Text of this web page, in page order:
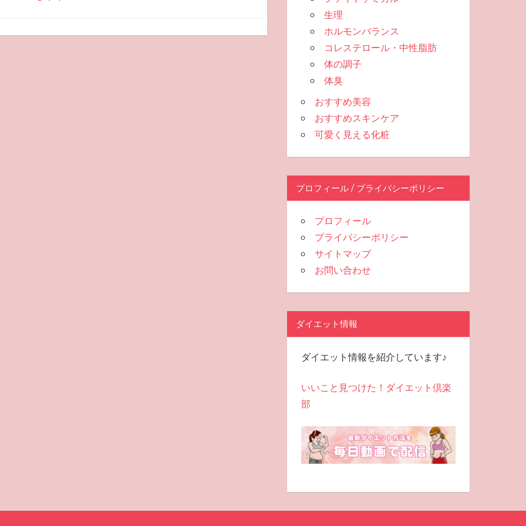
生理
ホルモンバランス
コレステロール・中性脂肪
体の調子
体臭
おすすめ美容
おすすめスキンケア
可愛く見える化粧
プロフィール / プライバシーポリシー
プロフィール
プライバシーポリシー
サイトマップ
お問い合わせ
ダイエット情報
ダイエット情報を紹介しています♪
いいこと見つけた！ダイエット倶楽
部